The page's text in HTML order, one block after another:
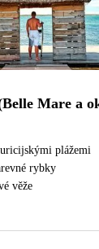
Mare a
plážemi
rybky
věže